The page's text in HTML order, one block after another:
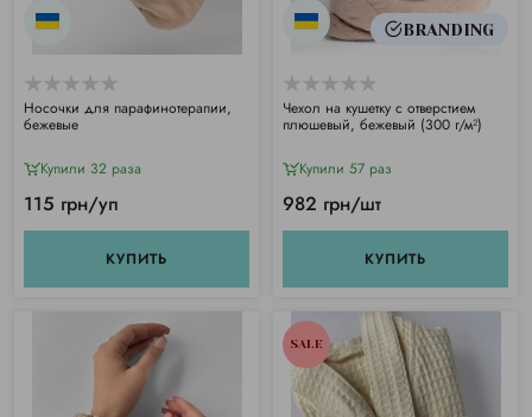
Носочки для парафинотерапии,
бежевые
Купили 32 раза
115 грн/уп
КУПИТЬ
BRANDING
Чехол на кушетку с отверстием
плюшевый, бежевый (300 г/м²)
Купили 57 раз
982 грн/шт
КУПИТЬ
SALE